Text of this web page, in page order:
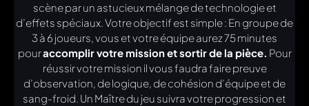
scène par un astucieux mélange de technologie et
d’effets spéciaux. Votre objectif est simple : En groupe de
3 à 6 joueurs, vous et votre équipe aurez 75 minutes
pouraccomplir votre mission et sortir de la pièce. Pour
réussir votre mission il vous faudra faire preuve
d’observation, de logique, de cohésion d’équipe et de
sang-froid. Un Maître du jeu suivra votre progression et